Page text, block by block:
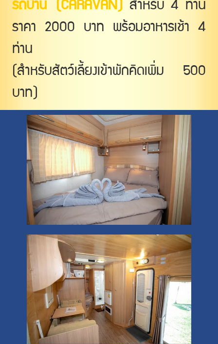
รถบ้าน (CARAVAN)สำหรับ 4 ท่าน
ราคา 2000 บาท พร้อมอาหารเช้า 4
ท่าน
(สำหรับสัตว์เลี้ยงเข้าพักคิดเพิ่ม 500
บาท)